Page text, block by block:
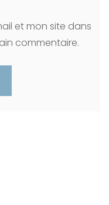
et mon site dans
commentaire.